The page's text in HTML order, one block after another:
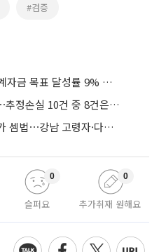
#검증
미소금융 신상품 석 달⋯생계자금 목표 달성률 9% 그쳐
회수 포기한 돈 1조2000억⋯추정손실 10건 중 8건은 기업대출
세제 개편에 복잡해진 자산가 셈법⋯강남 고령자·다주택자 ‘자산재편 고심’
슬퍼요
0
추가취재 원해요
0